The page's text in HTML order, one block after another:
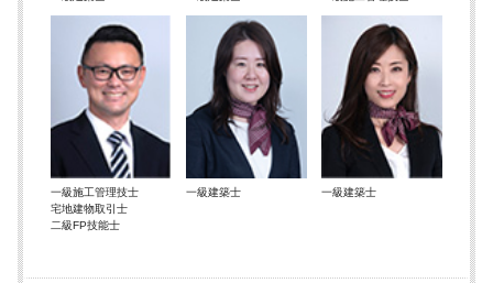
一級施工管理技士
宅地建物取引士
二級FP技能士
一級建築士 一級建築士